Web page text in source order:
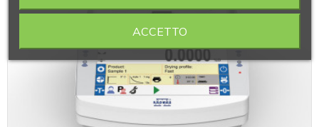
ACCETTO